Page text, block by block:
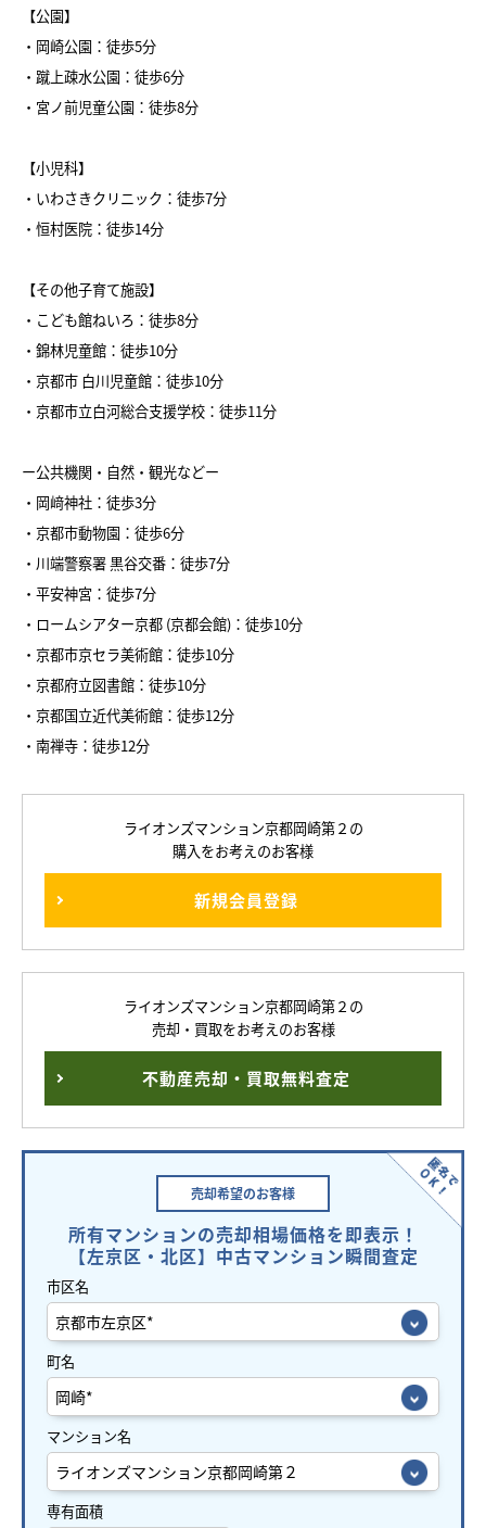
【公園】
・岡崎公園：徒歩5分
・蹴上疎水公園：徒歩6分
・宮ノ前児童公園：徒歩8分
【小児科】
・いわさきクリニック：徒歩7分
・恒村医院：徒歩14分
【その他子育て施設】
・こども館ねいろ：徒歩8分
・錦林児童館：徒歩10分
・京都市 白川児童館：徒歩10分
・京都市立白河総合支援学校：徒歩11分
ー公共機関・自然・観光などー
・岡﨑神社：徒歩3分
・京都市動物園：徒歩6分
・川端警察署 黒谷交番：徒歩7分
・平安神宮：徒歩7分
・ロームシアター京都 (京都会館)：徒歩10分
・京都市京セラ美術館：徒歩10分
・京都府立図書館：徒歩10分
・京都国立近代美術館：徒歩12分
・南禅寺：徒歩12分
ライオンズマンション京都岡崎第２の
購入をお考えのお客様
新規会員登録
ライオンズマンション京都岡崎第２の
売却・買取をお考えのお客様
不動産売却・買取無料査定
売却希望のお客様
所有マンションの売却相場価格を即表示！
【左京区・北区】中古マンション瞬間査定
市区名
町名
マンション名
専有面積